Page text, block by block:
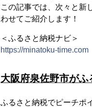
この記事では、次々と新
わせてご紹介します！
＜ふるさと納税ナビ＞
https://minatoku-time.com
大阪府泉佐野市が
ふるさと納税でピーチポ